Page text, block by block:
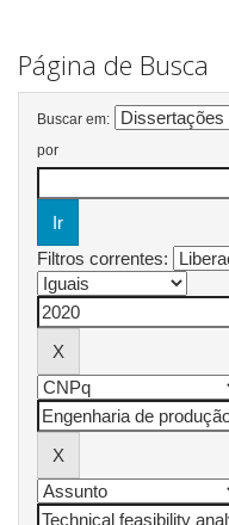
Página de Busca
Buscar em:
por
Filtros correntes: